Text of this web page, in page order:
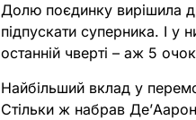
Долю поєдинку вирішила
підпускати суперника. І у
останній чверті – аж 5
Найбільший вклад у
Стільки ж набрав